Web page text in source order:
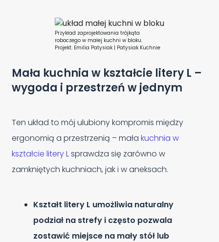
Przykład zaprojektowania trójkąta
roboczego w małej kuchni w bloku.
Projekt: Emilia Patysiak | Patysiak Kuchnie
Mała kuchnia w kształcie litery L –
wygoda i przestrzeń w jednym
Ten układ to mój ulubiony kompromis między
ergonomią a przestrzenią – mała kuchnia w
kształcie litery Lsprawdza się zarówno w
zamkniętych kuchniach, jak i w aneksach.
Kształt litery L umożliwia naturalny
podział na strefy i często pozwala
zostawić miejsce na mały stół lub